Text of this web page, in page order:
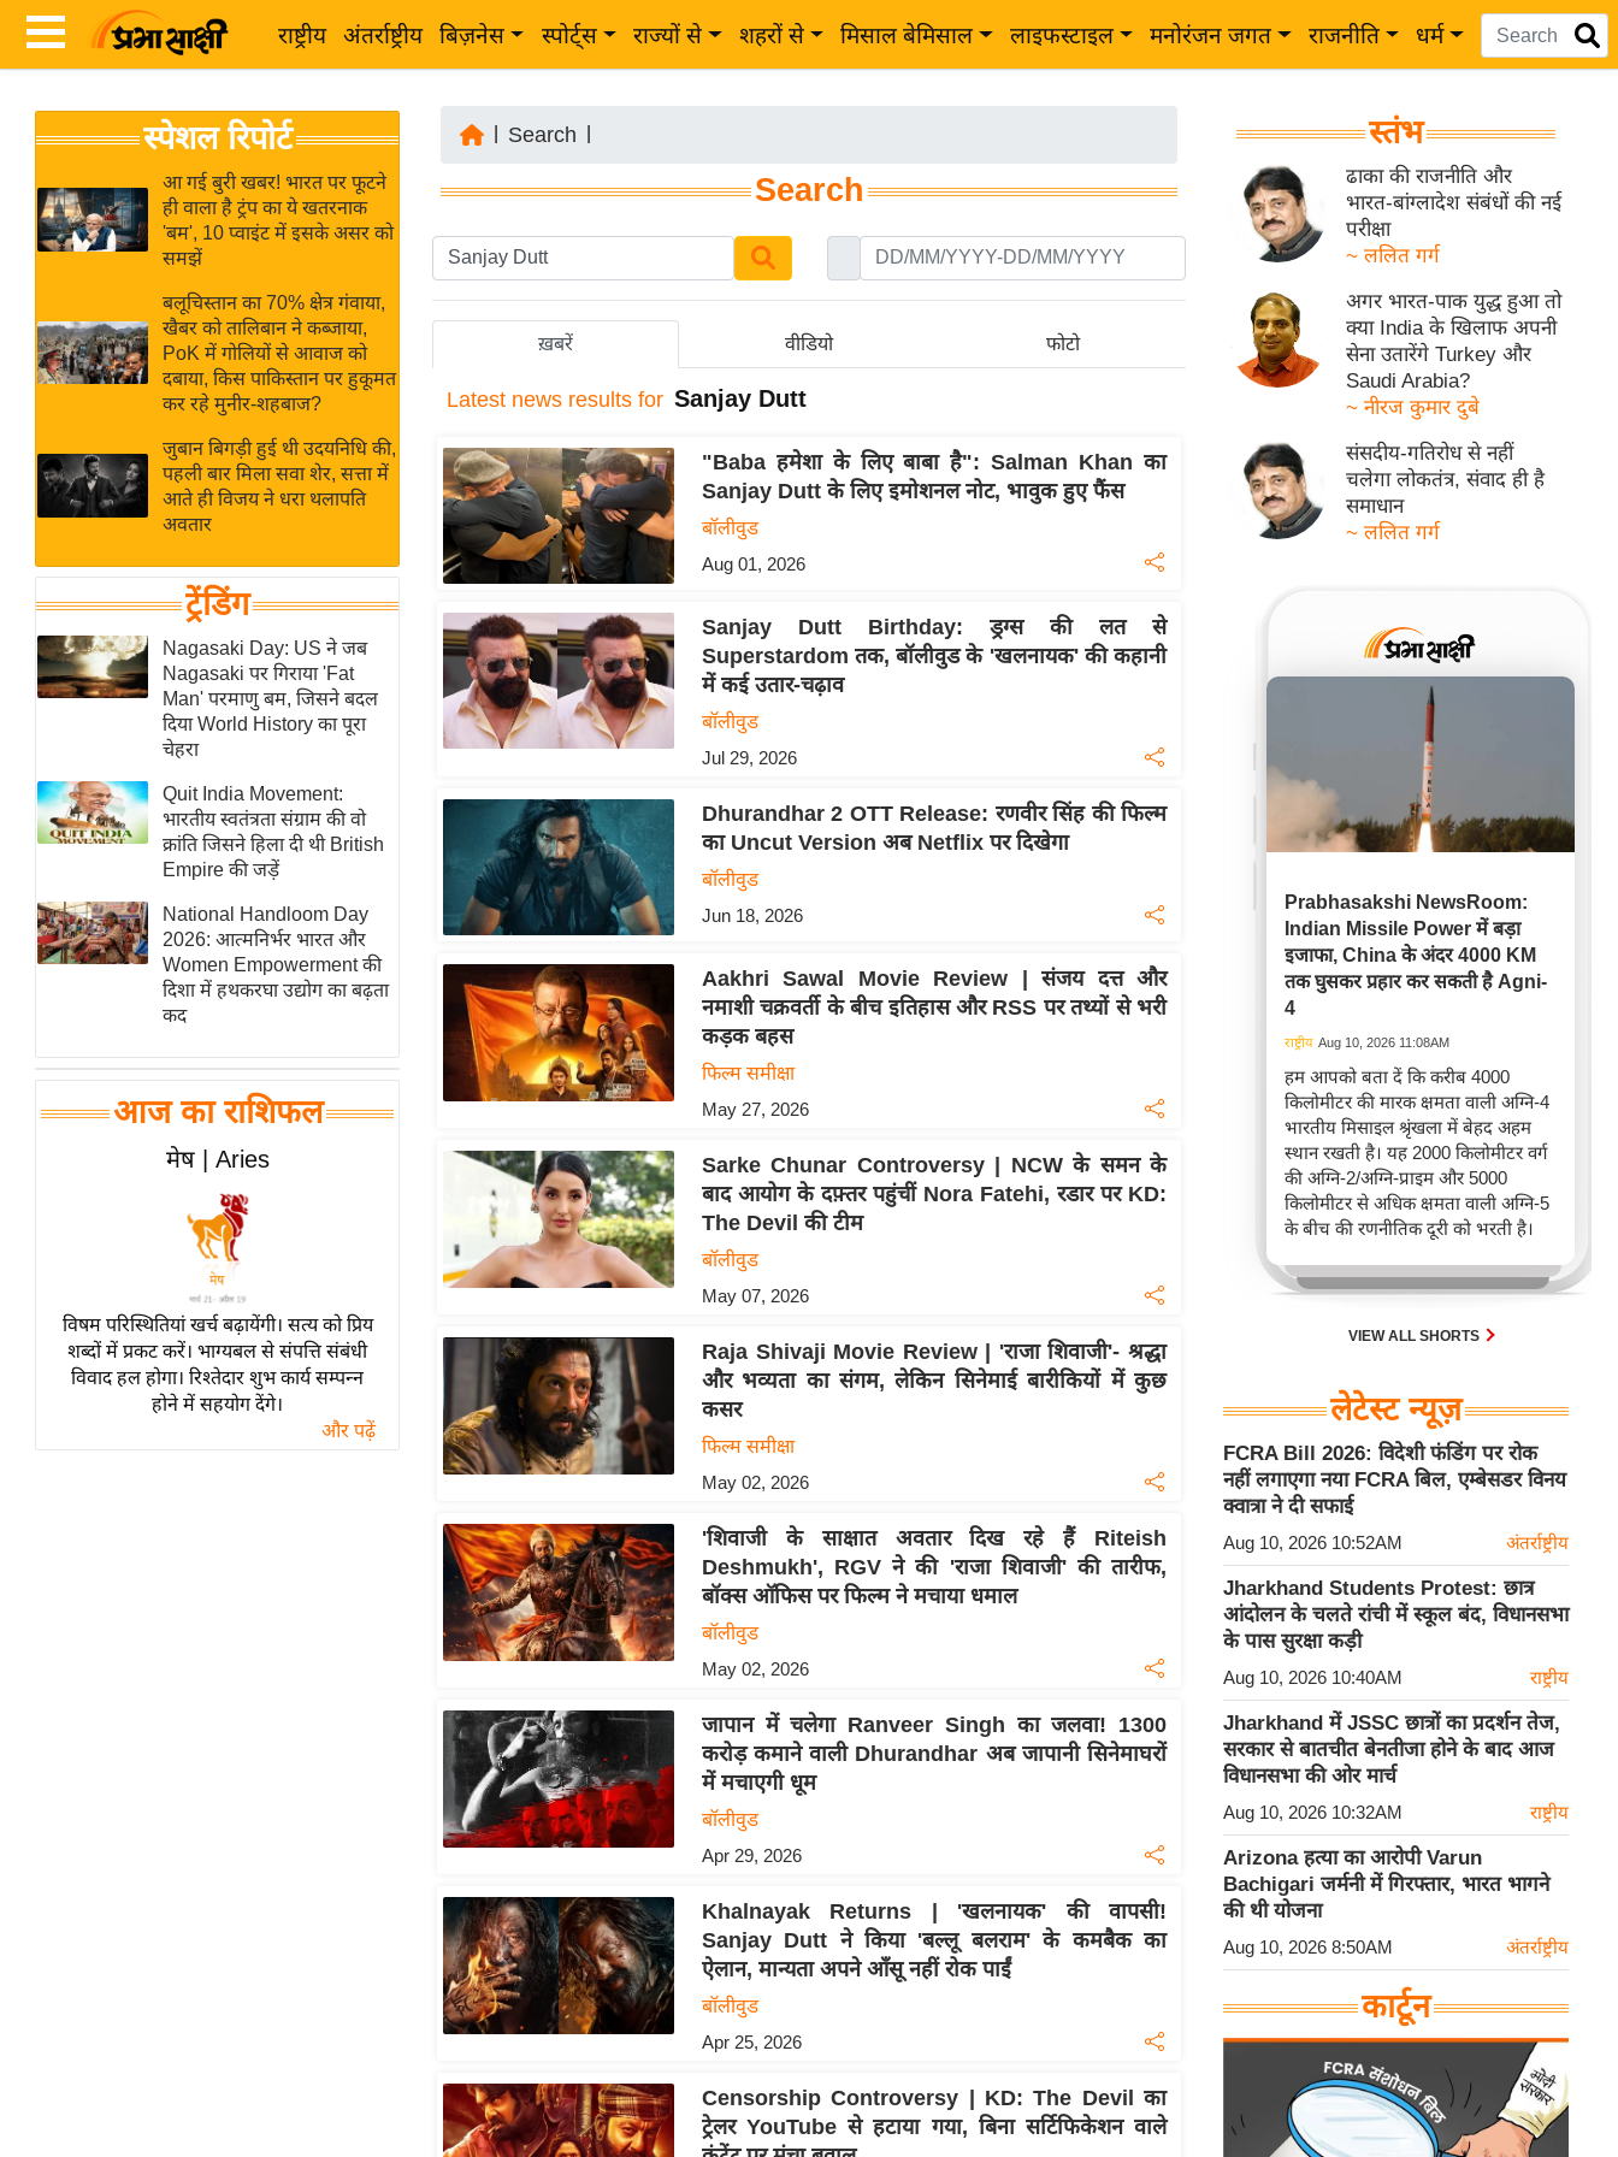
राष्ट्रीय अंतर्राष्ट्रीय बिज़नेस स्पोर्ट्स राज्यों से शहरों से मिसाल बेमिसाल लाइफस्टाइल मनोरंजन जगत राजनीति धर्म
News
Hindi
Live
News in
Hindi
News
Hindi
Videos
ख
ब
र
अंतर्राष्ट्रीय
बिज़नेस
विशेषज्ञ
राय
खेल
क्रिकेट
IPL
2026
मिसाल बेमिसाल
शख्सियत
यंग इंडिया
साहित्य जगत
ऑटो वर्ल्ड
न्यूज ब्रीफ
मनोरंजन जगत
बॉलीवुड
हॉलीवुड
Breaking
लाइफस्टाइल
ब्यूटी/फैशन
घरेलू नुस्खे
पर्यटन स्थल
स्पेशल रिपोर्ट
आ गई बुरी खबर! भारत पर फूटने
ही वाला है ट्रंप का ये खतरनाक
'बम', 10 प्वाइंट में इसके असर को
समझें
बलूचिस्तान का 70% क्षेत्र गंवाया,
खैबर को तालिबान ने कब्जाया,
PoK में गोलियों से आवाज को
दबाया, किस पाकिस्तान पर हुकूमत
कर रहे मुनीर-शहबाज?
जुबान बिगड़ी हुई थी उदयनिधि की,
पहली बार मिला सवा शेर, सत्ता में
आते ही विजय ने धरा थलापति
अवतार
ट्रेंडिंग
Nagasaki Day: US ने जब
Nagasaki पर गिराया 'Fat
Man' परमाणु बम, जिसने बदल
दिया World History का पूरा
चेहरा
Quit India Movement:
भारतीय स्वतंत्रता संग्राम की वो
क्रांति जिसने हिला दी थी British
Empire की जड़ें
National Handloom Day
2026: आत्मनिर्भर भारत और
Women Empowerment की
दिशा में हथकरघा उद्योग का बढ़ता
कद
आज का राशिफल
मेष | Aries
विषम परिस्थितियां खर्च बढ़ायेंगी। सत्य को प्रिय
शब्दों में प्रकट करें। भाग्यबल से संपत्ति संबंधी
विवाद हल होगा। रिश्तेदार शुभ कार्य सम्पन्न
होने में सहयोग देंगे।
और पढ़ें
Search
Search
ख़बरें वीडियो फोटो
Latest news results for Sanjay Dutt
"Baba हमेशा के लिए बाबा है": Salman Khan का
Sanjay Dutt के लिए इमोशनल नोट, भावुक हुए फैंस
बॉलीवुड
Aug 01, 2026
Sanjay Dutt Birthday: ड्रग्स की लत से
Superstardom तक, बॉलीवुड के 'खलनायक' की कहानी
में कई उतार-चढ़ाव
बॉलीवुड
Jul 29, 2026
Dhurandhar 2 OTT Release: रणवीर सिंह की फिल्म
का Uncut Version अब Netflix पर दिखेगा
बॉलीवुड
Jun 18, 2026
Aakhri Sawal Movie Review | संजय दत्त और
नमाशी चक्रवर्ती के बीच इतिहास और RSS पर तथ्यों से भरी
कड़क बहस
फिल्म समीक्षा
May 27, 2026
Sarke Chunar Controversy | NCW के समन के
बाद आयोग के दफ़्तर पहुंचीं Nora Fatehi, रडार पर KD:
The Devil की टीम
बॉलीवुड
May 07, 2026
Raja Shivaji Movie Review | 'राजा शिवाजी'- श्रद्धा
और भव्यता का संगम, लेकिन सिनेमाई बारीकियों में कुछ
कसर
फिल्म समीक्षा
May 02, 2026
'शिवाजी के साक्षात अवतार दिख रहे हैं Riteish
Deshmukh', RGV ने की 'राजा शिवाजी' की तारीफ,
बॉक्स ऑफिस पर फिल्म ने मचाया धमाल
बॉलीवुड
May 02, 2026
जापान में चलेगा Ranveer Singh का जलवा! 1300
करोड़ कमाने वाली Dhurandhar अब जापानी सिनेमाघरों
में मचाएगी धूम
बॉलीवुड
Apr 29, 2026
Khalnayak Returns | 'खलनायक' की वापसी!
Sanjay Dutt ने किया 'बल्लू बलराम' के कमबैक का
ऐलान, मान्यता अपने आँसू नहीं रोक पाईं
बॉलीवुड
Apr 25, 2026
Censorship Controversy | KD: The Devil का
ट्रेलर YouTube से हटाया गया, बिना सर्टिफिकेशन वाले
स्तंभ
ढाका की राजनीति और
भारत-बांग्लादेश संबंधों की नई
परीक्षा
~ ललित गर्ग
अगर भारत-पाक युद्ध हुआ तो
क्या India के खिलाफ अपनी
सेना उतारेंगे Turkey और
Saudi Arabia?
~ नीरज कुमार दुबे
संसदीय-गतिरोध से नहीं
चलेगा लोकतंत्र, संवाद ही है
समाधान
~ ललित गर्ग
Prabhasakshi NewsRoom:
Indian Missile Power में बड़ा
इजाफा, China के अंदर 4000 KM
तक घुसकर प्रहार कर सकती है Agni-
4
राष्ट्रीय Aug 10, 2026 11:08AM
हम आपको बता दें कि करीब 4000
किलोमीटर की मारक क्षमता वाली अग्नि-4
भारतीय मिसाइल श्रृंखला में बेहद अहम
स्थान रखती है। यह 2000 किलोमीटर वर्ग
की अग्नि-2/अग्नि-प्राइम और 5000
किलोमीटर से अधिक क्षमता वाली अग्नि-5
के बीच की रणनीतिक दूरी को भरती है।
VIEW ALL SHORTS
लेटेस्ट न्यूज़
FCRA Bill 2026: विदेशी फंडिंग पर रोक
नहीं लगाएगा नया FCRA बिल, एम्बेसडर विनय
क्वात्रा ने दी सफाई
Aug 10, 2026 10:52AM अंतर्राष्ट्रीय
Jharkhand Students Protest: छात्र
आंदोलन के चलते रांची में स्कूल बंद, विधानसभा
के पास सुरक्षा कड़ी
Aug 10, 2026 10:40AM राष्ट्रीय
Jharkhand में JSSC छात्रों का प्रदर्शन तेज,
सरकार से बातचीत बेनतीजा होने के बाद आज
विधानसभा की ओर मार्च
Aug 10, 2026 10:32AM राष्ट्रीय
Arizona हत्या का आरोपी Varun
Bachigari जर्मनी में गिरफ्तार, भारत भागने
की थी योजना
Aug 10, 2026 8:50AM अंतर्राष्ट्रीय
कार्टून